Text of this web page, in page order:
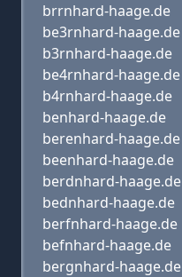
brrnhard-haage.de
be3rnhard-haage.de
b3rnhard-haage.de
be4rnhard-haage.de
b4rnhard-haage.de
benhard-haage.de
berenhard-haage.de
beenhard-haage.de
berdnhard-haage.de
bednhard-haage.de
berfnhard-haage.de
befnhard-haage.de
bergnhard-haage.de